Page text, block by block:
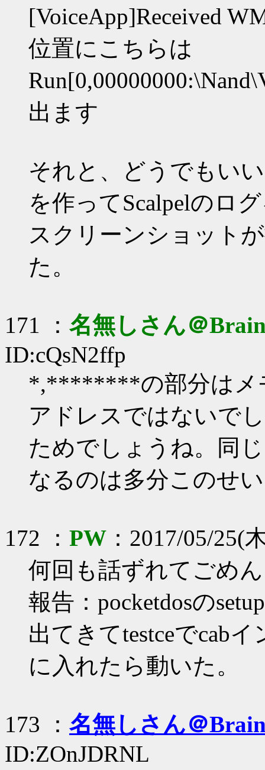
[VoiceApp]Received
位置にこちらは
出ます
それと、どうでもいい
を作ってScalpelのロ
スクリーンショット
た。
171 ： 名無しさん＠
ID:cQsN2ffp
*,********の部分はメ
アドレスではないで
ためでしょうね。同
なるのは多分このせ
172 ： PW ：2017/05/25(
何回も話ずれてごめ
報告：pocketdosの
出てきてtestceでcab
に入れたら動いた。
173 ： 名無しさん＠
ID:ZOnJDRNL